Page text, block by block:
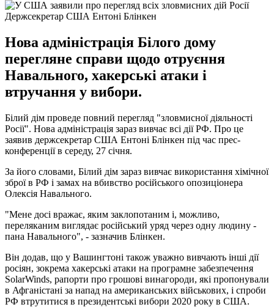
Держсекретар США Ентоні Блінкен
Нова адміністрація Білого дому
перегляне справи щодо отруєння
Навального, хакерські атаки і
втручання у вибори.
Білий дім проведе повний перегляд "зловмисної діяльності
Росії". Нова адміністрація зараз вивчає всі дії РФ. Про це
заявив держсекретар США Ентоні Блінкен під час прес-
конференції в середу, 27 січня.
За його словами, Білий дім зараз вивчає використання хімічної
зброї в РФ і замах на вбивство російського опозиціонера
Олексія Навального.
"Мене досі вражає, яким заклопотаним і, можливо,
переляканим виглядає російський уряд через одну людину -
пана Навального", - зазначив Блінкен.
Він додав, що у Вашингтоні також уважно вивчають інші дії
росіян, зокрема хакерські атаки на програмне забезпечення
SolarWinds, рапорти про грошові винагороди, які пропонували
в Афганістані за напад на американських військових, і спроби
РФ втрутитися в президентські вибори 2020 року в США.